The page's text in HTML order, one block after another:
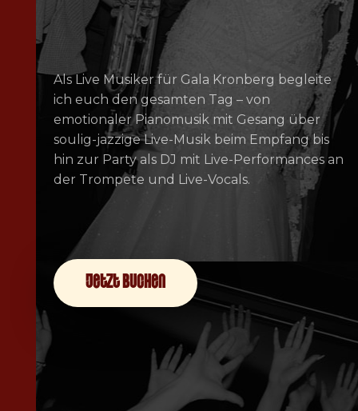
Als Live Musiker für Gala Kronberg begleite
ich euch den gesamten Tag – von
emotionaler Pianomusik mit Gesang über
soulig-jazzige Live-Musik beim Empfang bis
hin zur Party als DJ mit Live-Performances an
der Trompete und Live-Vocals.
jetzt buchen